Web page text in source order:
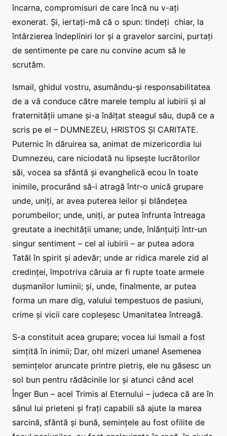
încarna, compromisuri de care încă nu v-ați
exonerat. Și, iertați-mă că o spun: tindeți chiar, la
întârzierea îndepliniri lor și a gravelor sarcini, purtați
de sentimente pe care nu convine acum să le
scrutăm.
Ismail, ghidul vostru, asumându-și responsabilitatea
de a vă conduce către marele templu al iubirii și al
fraternității umane și-a înălțat steagul său, după ce a
scris pe el – DUMNEZEU, HRISTOS ȘI CARITATE.
Puternic în dăruirea sa, animat de mizericordia lui
Dumnezeu, care niciodată nu lipsește lucrătorilor
săi, vocea sa sfântă și evanghelică ecou în toate
inimile, procurând să-i atragă într-o unică grupare
unde, uniți, ar avea puterea leilor și blândețea
porumbeilor; unde, uniți, ar putea înfrunta întreaga
greutate a inechității umane; unde, înlănțuiți într-un
singur sentiment – cel al iubirii – ar putea adora
Tatăl în spirit și adevăr; unde ar ridica marele zid al
credinței, împotriva căruia ar fi rupte toate armele
dușmanilor luminii; și, unde, finalmente, ar putea
forma un mare dig, valului tempestuos de pasiuni,
crime și vicii care copleșesc Umanitatea întreagă.
S-a constituit acea grupare; vocea lui Ismail a fost
simțită în inimii; Dar, oh! mizeri umane! Asemenea
semințelor aruncate printre pietriș, ele nu găsesc un
sol bun pentru rădăcinile lor și atunci când acel
Înger Bun – acel Trimis al Eternului – judeca că are în
sânul lui prieteni și frați capabili să ajute la marea
sarcină, sfântă și bună, semințele au fost ofilite de